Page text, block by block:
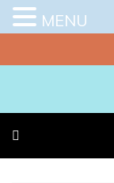
to
MENU